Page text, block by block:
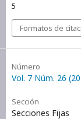
5
Formatos de
Número
Vol. 7 Núm. 26
Sección
Secciones Fijas